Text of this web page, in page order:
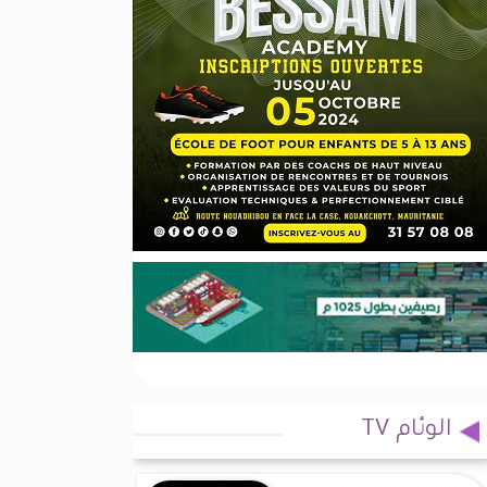
الوئام TV